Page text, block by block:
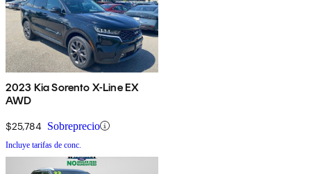
2023 Kia Sorento X-Line EX
AWD
$25,784 Sobreprecio
Incluye tarifas de conc.